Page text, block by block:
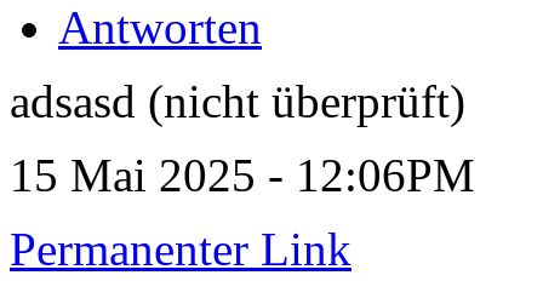
Antworten
adsasd (nicht überprüft)
15 Mai 2025 - 12:06PM
Permanenter Link